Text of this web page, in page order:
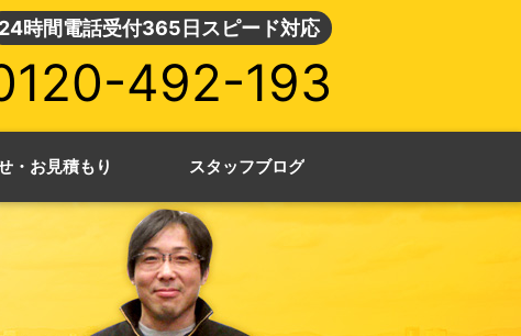
24時間電話受付365日スピード対応
492-193
・お見積もり スタッフブログ